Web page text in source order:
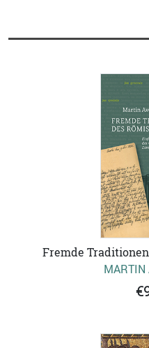
Fremde
MARTIN